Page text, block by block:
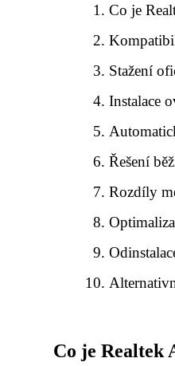
Co je
Stažení
Instalace
Řešení
Rozdíly
Co je Realtek